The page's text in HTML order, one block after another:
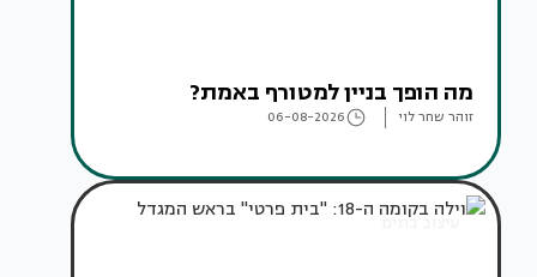
מה הופך בניין למטורף באמת?
זוהר שחר לוי 06-08-2026
עיצוב בתים